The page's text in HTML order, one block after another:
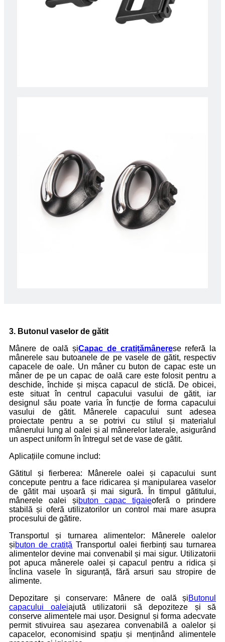
3. Butonul vaselor de gătit
Mânere de oală șiCapac de cratițămânerese referă la
mânerele sau butoanele de pe vasele de gătit, respectiv
capacele de oale. Un mâner cu buton de capac este un
mâner de pe un capac de oală care este folosit pentru a
deschide, închide și mișca capacul de sticlă. De obicei,
este situat în centrul capacului vasului de gătit, iar
designul său poate varia în funcție de forma capacului
vasului de gătit. Mânerele capacului sunt adesea
proiectate pentru a se potrivi cu stilul și materialul
mânerului lung al oalei și al mânerelor laterale, asigurând
un aspect uniform în întregul set de vase de gătit.
Aplicațiile comune includ:
Gătitul și fierberea: Mânerele oalei și capacului sunt
concepute pentru a face ridicarea și manipularea vaselor
de gătit mai ușoară și mai sigură. În timpul gătitului,
mânerele oalei șibuton capac tigaieoferă o prindere
stabilă și oferă utilizatorilor un control mai mare asupra
procesului de gătire.
Transportul și turnarea alimentelor: Mânerele oalelor
șibuton de cratiță Transportul oalei fierbinți sau turnarea
alimentelor devine mai convenabil și mai sigur. Utilizatorii
pot apuca mânerele oalei și capacul pentru a ridica și
înclina vasele în siguranță, fără arsuri sau stropire de
alimente.
Depozitare și conservare: Mânere de oală șiButonul
capacului oaleiajută utilizatorii să depoziteze și să
conserve alimentele mai ușor. Designul și forma adecvate
permit stivuirea sau așezarea convenabilă a oalelor și
capacelor, economisind spațiu și menținând alimentele